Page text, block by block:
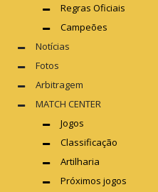
Regras Oficiais
Campeões
Notícias
Fotos
Arbitragem
MATCH CENTER
Jogos
Classificação
Artilharia
Próximos jogos